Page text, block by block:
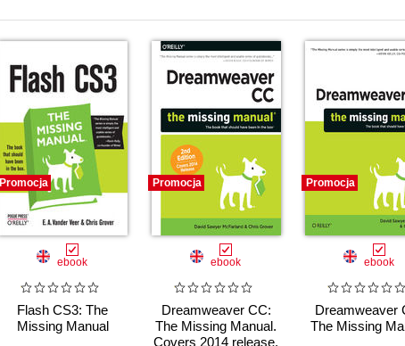
Promocja
ebook
Flash CS3: The
Missing Manual
Promocja
ebook
Dreamweaver CC:
The Missing Manual.
Covers 2014 release.
Promocja
ebook
Dreamweaver
The Missing